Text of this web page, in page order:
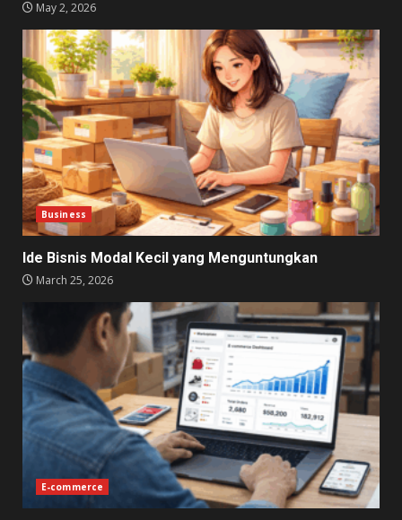
May 2, 2026
Business
Ide Bisnis Modal Kecil yang Menguntungkan
March 25, 2026
E-commerce